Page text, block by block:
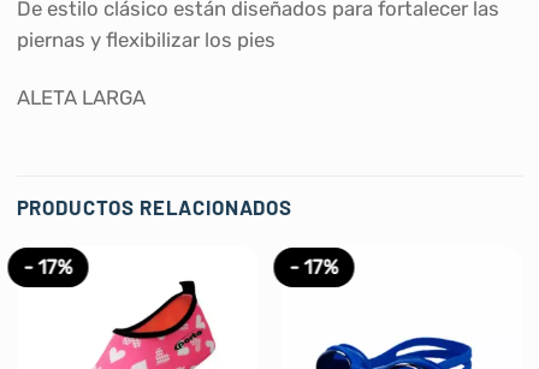
De estilo clásico están diseñados para fortalecer las
piernas y flexibilizar los pies
ALETA LARGA
PRODUCTOS RELACIONADOS
- 17% - 17%